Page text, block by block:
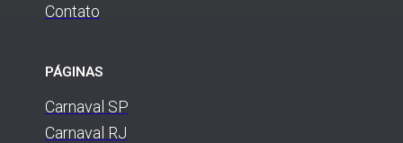
Contato
PÁGINAS
Carnaval SP
Carnaval RJ